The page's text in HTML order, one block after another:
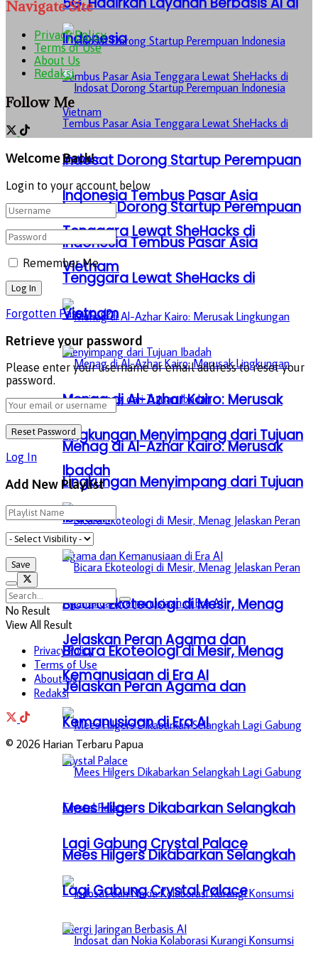
Indosat Dorong Startup Perempuan
Indonesia Tembus Pasar Asia
Tenggara Lewat SheHacks di
Vietnam
Menag di Al-Azhar Kairo: Merusak
Lingkungan Menyimpang dari Tujuan
Ibadah
Bicara Ekoteologi di Mesir, Menag
Jelaskan Peran Agama dan
Kemanusiaan di Era AI
Mees Hilgers Dikabarkan Selangkah
Lagi Gabung Crystal Palace
Indonesia
Indosat Dorong Startup Perempuan
Indonesia Tembus Pasar Asia
Tenggara Lewat SheHacks di
Vietnam
Menag di Al-Azhar Kairo: Merusak
Lingkungan Menyimpang dari Tujuan
Ibadah
Bicara Ekoteologi di Mesir, Menag
Jelaskan Peran Agama dan
Kemanusiaan di Era AI
Mees Hilgers Dikabarkan Selangkah
Lagi Gabung Crystal Palace
Navigate Site
Privacy Policy
Terms of Use
About Us
Redaksi
Follow Me
Welcome Back!
Login to your account below
Remember Me
Forgotten Password?
Retrieve your password
Please enter your username or email address to reset your
password.
Log In
Add New Playlist
No Result
View All Result
Privacy Policy
Terms of Use
About Us
Redaksi
© 2026 Harian Terbaru Papua